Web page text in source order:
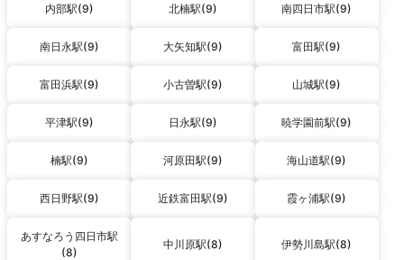
内部駅(9) 北楠駅(9) 南四日市駅(9)
南日永駅(9) 大矢知駅(9) 富田駅(9)
富田浜駅(9) 小古曽駅(9) 山城駅(9)
平津駅(9) 日永駅(9) 暁学園前駅(9)
楠駅(9) 河原田駅(9) 海山道駅(9)
西日野駅(9) 近鉄富田駅(9) 霞ヶ浦駅(9)
あすなろう四日市駅
(8)
中川原駅(8) 伊勢川島駅(8)